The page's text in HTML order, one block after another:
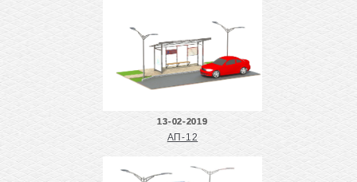
13-02-2019
АП-12